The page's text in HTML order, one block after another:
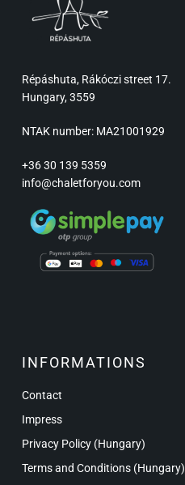
Répáshuta, Rákóczi street 17.
Hungary, 3559
NTAK number: MA21001929
+36 30 139 5359
info@chaletforyou.com
INFORMATIONS
Contact
Impress
Privacy Policy (Hungary)
Terms and Conditions (Hungary)